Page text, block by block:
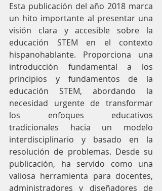
Esta publicación del año 2018 marca
un hito importante al presentar una
visión clara y accesible sobre la
educación STEM en el contexto
hispanohablante. Proporciona una
introducción fundamental a los
principios y fundamentos de la
educación STEM, abordando la
necesidad urgente de transformar
los enfoques educativos
tradicionales hacia un modelo
interdisciplinario y basado en la
resolución de problemas. Desde su
publicación, ha servido como una
valiosa herramienta para docentes,
administradores y diseñadores de